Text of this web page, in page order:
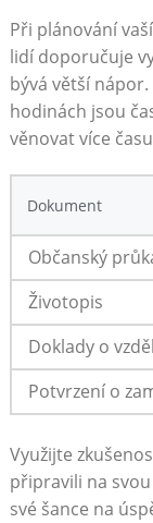
Při plánování
lidí doporučuje
bývá ​větší
hodinách jsou
věnovat více
Dokument
Občanský
Životopis
Doklady o
Potvrzení o
Využijte
připravili na
své šance na